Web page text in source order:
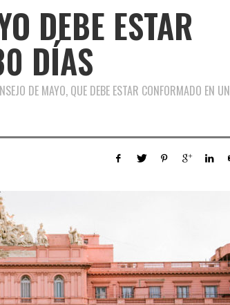
DEBE ESTAR
DÍAS
DE MAYO, QUE DEBE ESTAR CONFORMADO EN UN